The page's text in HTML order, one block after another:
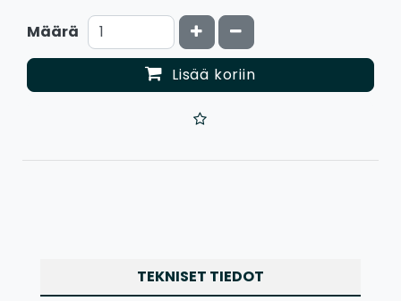
Määrä Kasvata määrää
Vähennä määrää
Lisää koriin
TEKNISET TIEDOT